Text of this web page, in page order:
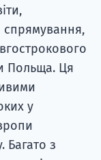
спрямування,
Польща. Ця
у
Багато з